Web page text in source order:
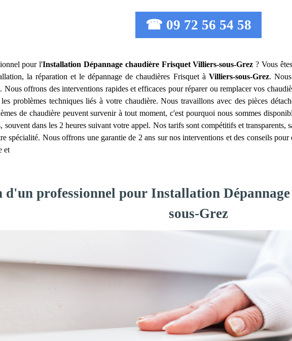
☎ 09 72 56 54 58
pour l'Installation Dépannage chaudière Frisquet Villiers-sous-Grez ? Vous
la réparation et le dépannage de chaudières Frisquet à Villiers-sous-Grez.
Nous offrons des interventions rapides et efficaces pour réparer ou remplacer vos
problèmes techniques liés à votre chaudière. Nous travaillons avec des pièces
de chaudière peuvent survenir à tout moment, c'est pourquoi nous sommes
souvent dans les 2 heures suivant votre appel. Nos tarifs sont compétitifs et transparents,
spécialité. Nous offrons une garantie de 2 ans sur nos interventions et des conseils
et
professionnel pour Installation
sous-Grez